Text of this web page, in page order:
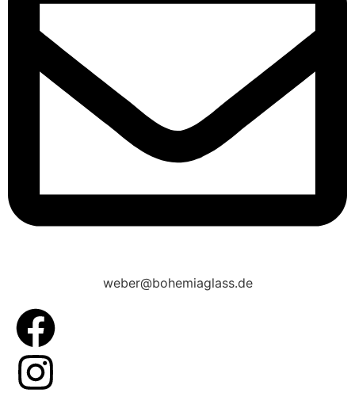
weber@bohemiaglass.de